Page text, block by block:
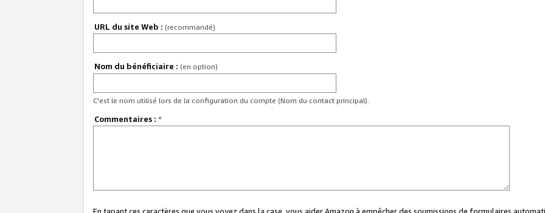
URL du site Web : (recommandé)
Nom du bénéficiaire : (en option)
C'est le nom utilisé lors de la configuration du compte (Nom du contact principal).
Commentaires : *